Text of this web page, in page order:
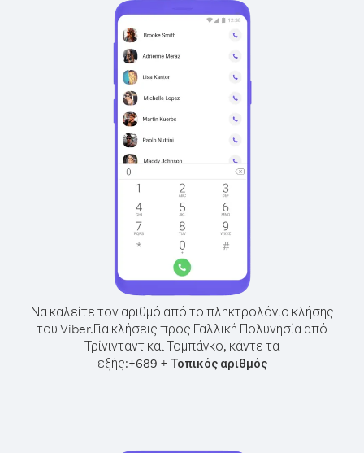
Να καλείτε τον αριθμό από το πληκτρολόγιο κλήσης
του Viber.Για κλήσεις προς Γαλλική Πολυνησία από
Τρίνινταντ και Τομπάγκο, κάντε τα
εξής:+689 + Τοπικός αριθμός